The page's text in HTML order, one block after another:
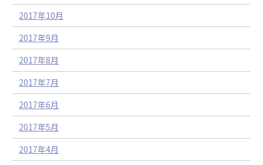
2017年10月
2017年9月
2017年8月
2017年7月
2017年6月
2017年5月
2017年4月